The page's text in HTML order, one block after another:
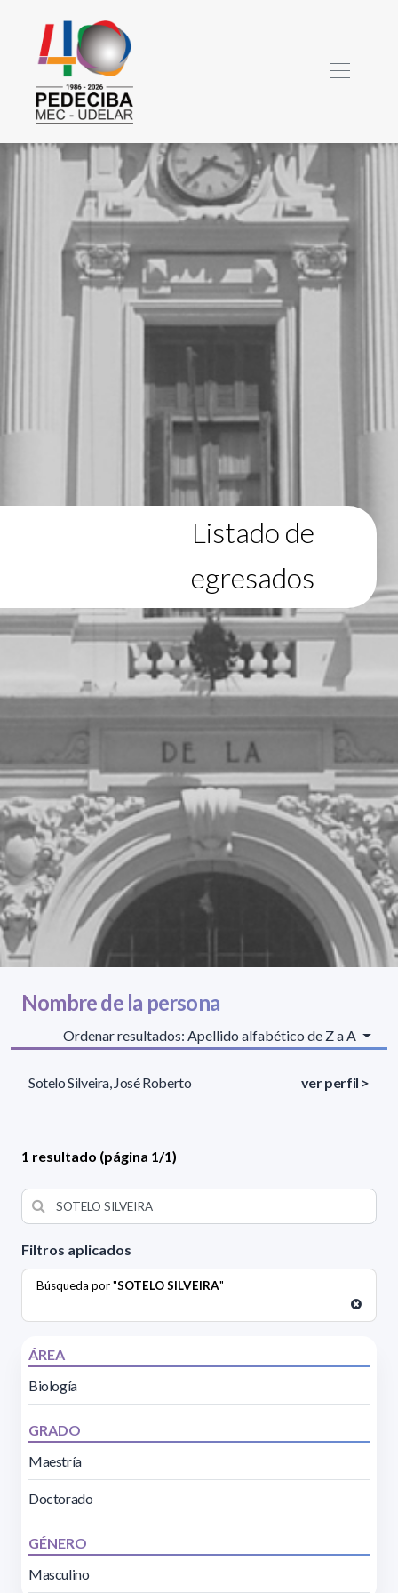
Listado de
egresados
Filtros aplicados
Búsqueda por "SOTELO SILVEIRA"
ÁREA
Biología
GRADO
Maestría
Doctorado
GÉNERO
Masculino
Nombre de la persona
Ordenar resultados: Apellido alfabético de Z a A
Sotelo Silveira, José Roberto ver perfil >
1 resultado (página 1/1)